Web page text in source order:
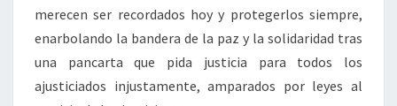
merecen ser recordados hoy y protegerlos siempre,
enarbolando la bandera de la paz y la solidaridad tras
una pancarta que pida justicia para todos los
ajusticiados injustamente, amparados por leyes al